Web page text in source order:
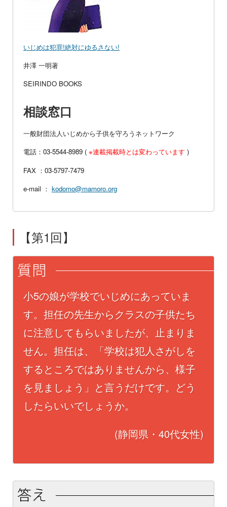
いじめは犯罪!絶対にゆるさない!
井澤 一明著
SEIRINDO BOOKS
相談窓口
一般財団法人いじめから子供を守ろうネットワーク
電話：03-5544-8989 ( ※連載掲載時とは変わっています )
FAX ：03-5797-7479
e-mail ： kodomo@mamoro.org
【第1回】
小5の娘が学校でいじめにあっていま
す。担任の先生からクラスの子供たち
に注意してもらいましたが、止まりま
せん。担任は、「学校は犯人さがしを
するところではありませんから、様子
を見ましょう」と言うだけです。どう
したらいいでしょうか。
(静岡県・40代女性)